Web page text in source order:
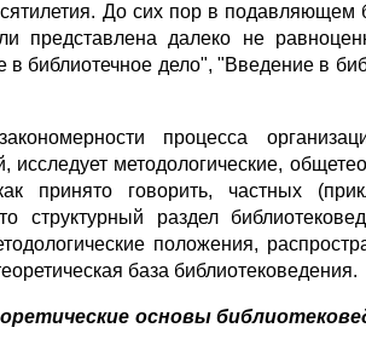
До сих пор в подавляющем
представлена далеко не
библиотечное дело", "Введение в
процесса
методологические,
принято говорить, частных
раздел
положения,
база библиотековедения.
основы